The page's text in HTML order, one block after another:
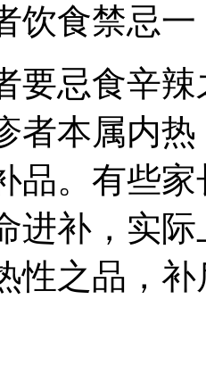
食禁忌一
忌食辛辣
者本属内
品。有些
进补，实
性之品，